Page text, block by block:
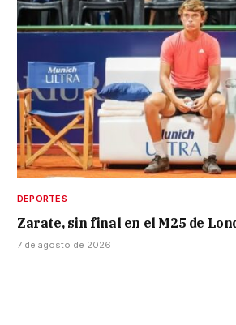
DEPORTES
Zarate, sin final en el M25 de
7 de agosto de 2026